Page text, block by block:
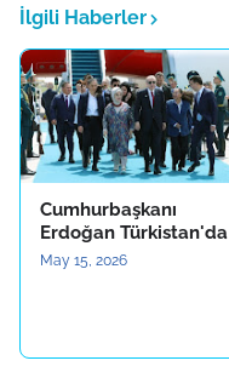
İlgili Haberler
Cumhurbaşkanı
Erdoğan Türkistan'da
May 15, 2026